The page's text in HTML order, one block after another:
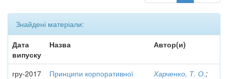
Знайдені матеріали:
Дата
випуску
Назва Автор(и)
гру-2017
Принципи корпоративної
Харченко, Т. О.;